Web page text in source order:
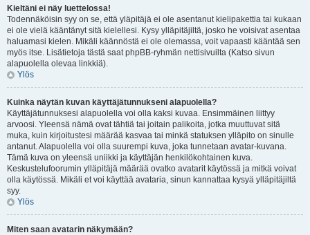
Kieltäni ei näy luettelossa!
Todennäköisin syy on se, että yläpitäjä ei ole asentanut kielipakettia tai kukaan
ei ole vielä kääntänyt sitä kielellesi. Kysy ylläpitäjiltä, josko he voisivat asentaa
haluamasi kielen. Mikäli käännöstä ei ole olemassa, voit vapaasti kääntää sen
myös itse. Lisätietoja tästä saat phpBB-ryhmän nettisivuilta (Katso sivun
alapuolella olevaa linkkiä).
Ylös
Kuinka näytän kuvan käyttäjätunnukseni alapuolella?
Käyttäjätunnuksesi alapuolella voi olla kaksi kuvaa. Ensimmäinen liittyy
arvoosi. Yleensä nämä ovat tähtiä tai joitain palikoita, jotka muuttuvat sitä
muka, kuin kirjoitustesi määrää kasvaa tai minkä statuksen ylläpito on sinulle
antanut. Alapuolella voi olla suurempi kuva, joka tunnetaan avatar-kuvana.
Tämä kuva on yleensä uniikki ja käyttäjän henkilökohtainen kuva.
Keskustelufoorumin ylläpitäjä määrää ovatko avatarit käytössä ja mitkä voivat
olla käytössä. Mikäli et voi käyttää avataria, sinun kannattaa kysyä ylläpitäjiltä
syy.
Ylös
Miten saan avatarin näkymään?